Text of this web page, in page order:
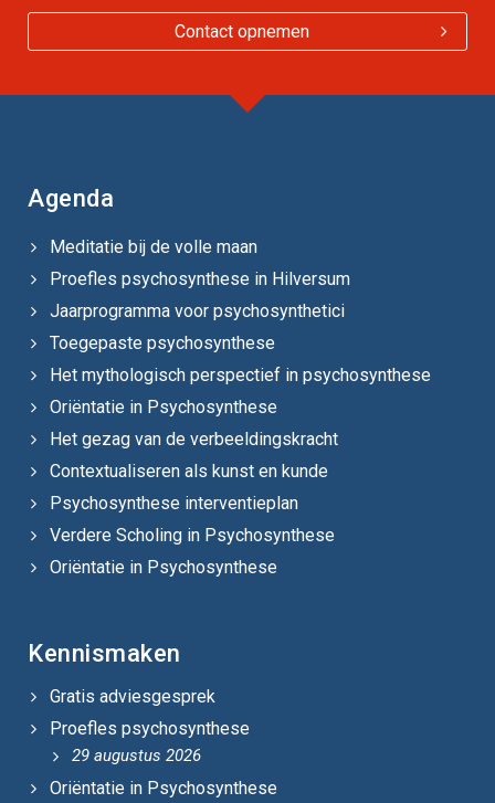
Contact opnemen
Agenda
Meditatie bij de volle maan
Proefles psychosynthese in Hilversum
Jaarprogramma voor psychosynthetici
Toegepaste psychosynthese
Het mythologisch perspectief in psychosynthese
Oriëntatie in Psychosynthese
Het gezag van de verbeeldingskracht
Contextualiseren als kunst en kunde
Psychosynthese interventieplan
Verdere Scholing in Psychosynthese
Oriëntatie in Psychosynthese
Kennismaken
Gratis adviesgesprek
Proefles psychosynthese
29 augustus 2026
Oriëntatie in Psychosynthese